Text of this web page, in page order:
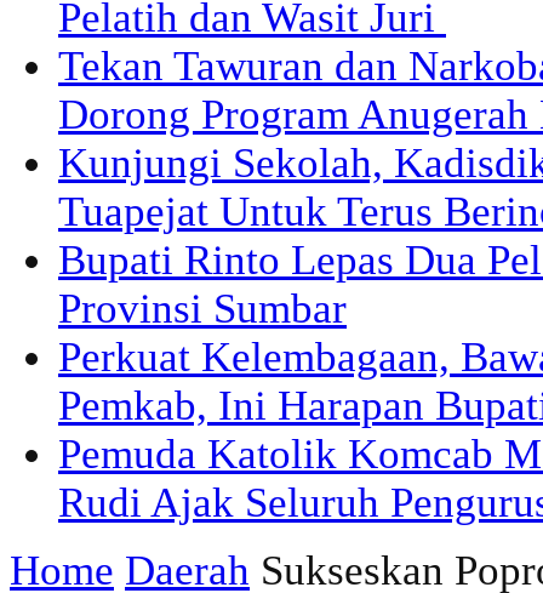
Pelatih dan Wasit Juri
Tekan Tawuran dan
Dorong Program
Kunjungi Sekolah,
Tuapejat Untuk Terus
Bupati Rinto Lepas Dua
Provinsi Sumbar
Perkuat Kelembagaan,
Pemkab, Ini Harapan
Pemuda Katolik Komcab
Rudi Ajak Seluruh
Home Daerah Sukseskan